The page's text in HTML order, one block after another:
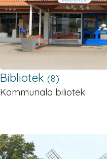
Bibliotek (8)
Kommunala biliotek